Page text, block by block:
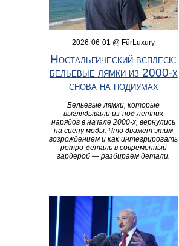
2026-06-01 @ FürLuxury
Ностальгический всплеск:
бельевые лямки из 2000‑х
снова на подиумах
Бельевые лямки, которые
выглядывали из‑под летних
нарядов в начале 2000‑х, вернулись
на сцену моды. Что движет этим
возрождением и как интегрировать
ретро‑деталь в современный
гардероб — разбираем детали.